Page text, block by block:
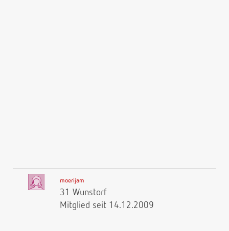
moerijam
31 Wunstorf
Mitglied seit 14.12.2009